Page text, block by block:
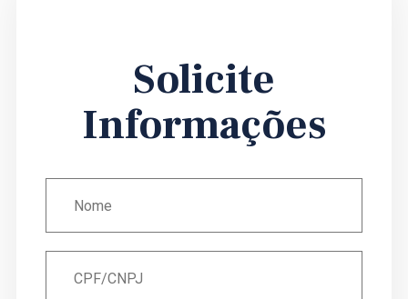
Solicite
Informações